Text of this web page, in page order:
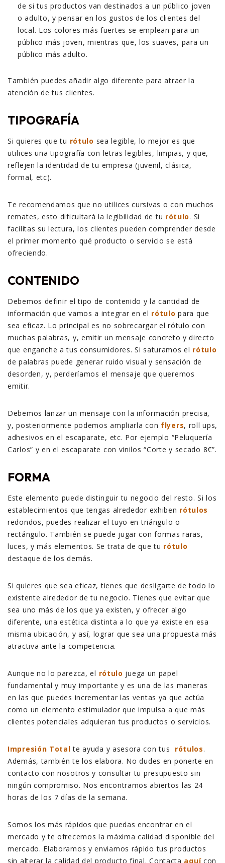
de si tus productos van destinados a un público joven
o adulto, y pensar en los gustos de los clientes del
local. Los colores más fuertes se emplean para un
público más joven, mientras que, los suaves, para un
público más adulto.
También puedes añadir algo diferente para atraer la
atención de tus clientes.
TIPOGRAFÍA
Si quieres que tu rótulo sea legible, lo mejor es que
utilices una tipografía con letras legibles, limpias, y que,
reflejen la identidad de tu empresa (juvenil, clásica,
formal, etc).
Te recomendamos que no utilices cursivas o con muchos
remates, esto dificultará la legibilidad de tu rótulo. Si
facilitas su lectura, los clientes pueden comprender desde
el primer momento qué producto o servicio se está
ofreciendo.
CONTENIDO
Debemos definir el tipo de contenido y la cantidad de
información que vamos a integrar en el rótulo para que
sea eficaz. Lo principal es no sobrecargar el rótulo con
muchas palabras, y, emitir un mensaje concreto y directo
que enganche a tus consumidores. Si saturamos el rótulo
de palabras puede generar ruido visual y sensación de
desorden, y, perderíamos el mensaje que queremos
emitir.
Debemos lanzar un mensaje con la información precisa,
y, posteriormente podemos ampliarla con flyers, roll ups,
adhesivos en el escaparate, etc. Por ejemplo “Peluquería
Carlos” y en el escaparate con vinilos “Corte y secado 8€”.
FORMA
Este elemento puede distinguir tu negocio del resto. Si los
establecimientos que tengas alrededor exhiben rótulos
redondos, puedes realizar el tuyo en triángulo o
rectángulo. También se puede jugar con formas raras,
luces, y más elementos. Se trata de que tu rótulo
destaque de los demás.
Si quieres que sea eficaz, tienes que desligarte de todo lo
existente alrededor de tu negocio. Tienes que evitar que
sea uno más de los que ya existen, y ofrecer algo
diferente, una estética distinta a lo que ya existe en esa
misma ubicación, y así, lograr que sea una propuesta más
atractiva ante la competencia.
Aunque no lo parezca, el rótulo juega un papel
fundamental y muy importante y es una de las maneras
en las que puedes incrementar las ventas ya que actúa
como un elemento estimulador que impulsa a que más
clientes potenciales adquieran tus productos o servicios.
Impresión Total te ayuda y asesora con tus rótulos.
Además, también te los elabora. No dudes en ponerte en
contacto con nosotros y consultar tu presupuesto sin
ningún compromiso. Nos encontramos abiertos las 24
horas de los 7 días de la semana.
Somos los más rápidos que puedas encontrar en el
mercado y te ofrecemos la máxima calidad disponible del
mercado. Elaboramos y enviamos rápido tus productos
sin alterar la calidad del producto final. Contacta aquícon